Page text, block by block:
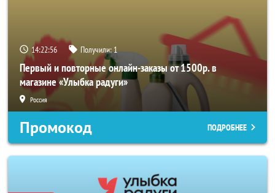
14:22:54 Получили:1
Первый и повторные онлайн-заказы от 1500р. в
магазине «Улыбка радуги»
Россия
Промокод ПОДРОБНЕЕ